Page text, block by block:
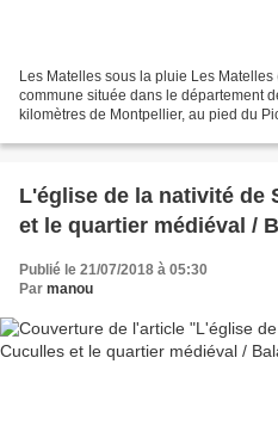
Les Matelles sous la pluie Les
commune située dans le département
kilomètres de Montpellier, au pied du
L'église de la nativité de
et le quartier médiéval /
Publié le 21/07/2018 à 05:30
Par manou